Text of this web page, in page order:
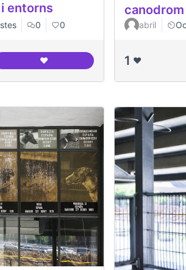
entorns
0 0
❤️Canòdrom Meridiana i entorns
abril
1 ❤️